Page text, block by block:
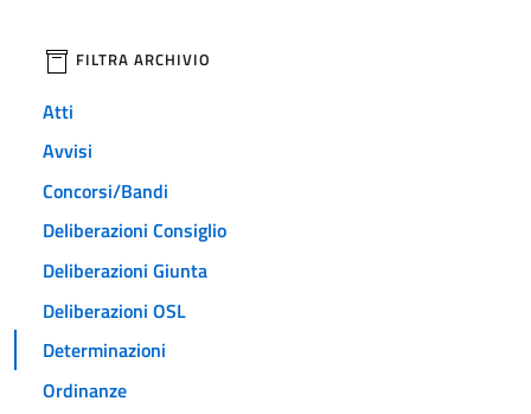
filtri da applicare
FILTRA ARCHIVIO
Atti
Avvisi
Concorsi/Bandi
Deliberazioni Consiglio
Deliberazioni Giunta
Deliberazioni OSL
Determinazioni
Ordinanze